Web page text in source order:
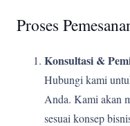
Proses
Konsultasi &
Hubungi kami
Anda. Kami akan
sesuai konsep